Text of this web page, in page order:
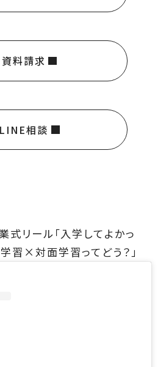
資料請求
LINE相談
リール「入学してよかっ
学習×対面学習ってどう？」